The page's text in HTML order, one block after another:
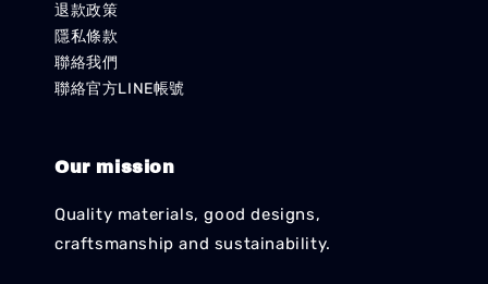
退款政策
隱私條款
聯絡我們
聯絡官方LINE帳號
Our mission
Quality materials, good designs,
craftsmanship and sustainability.